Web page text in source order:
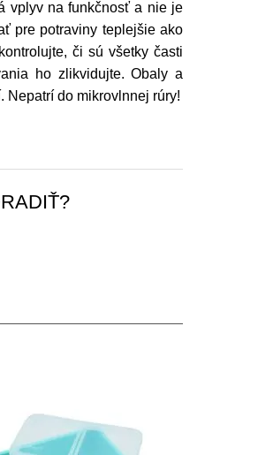
vplyv na funkčnosť a nie je
pre potraviny teplejšie ako
či sú všetky časti
ho zlikvidujte. Obaly a
Nepatrí do mikrovlnnej rúry!